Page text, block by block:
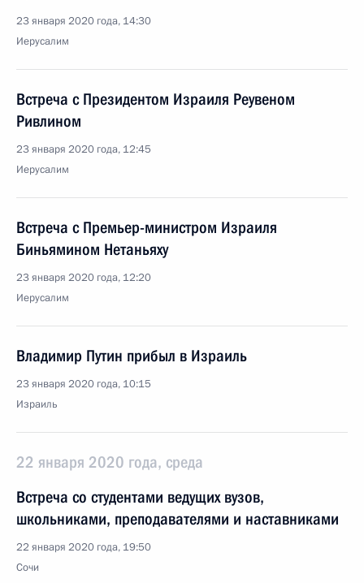
23 января 2020 года, 14:30
Иерусалим
Встреча с Президентом Израиля Реувеном
Ривлином
23 января 2020 года, 12:45
Иерусалим
Встреча с Премьер-министром Израиля
Биньямином Нетаньяху
23 января 2020 года, 12:20
Иерусалим
Владимир Путин прибыл в Израиль
23 января 2020 года, 10:15
Израиль
22 января 2020 года, среда
Встреча со студентами ведущих вузов,
школьниками, преподавателями и наставниками
22 января 2020 года, 19:50
Сочи